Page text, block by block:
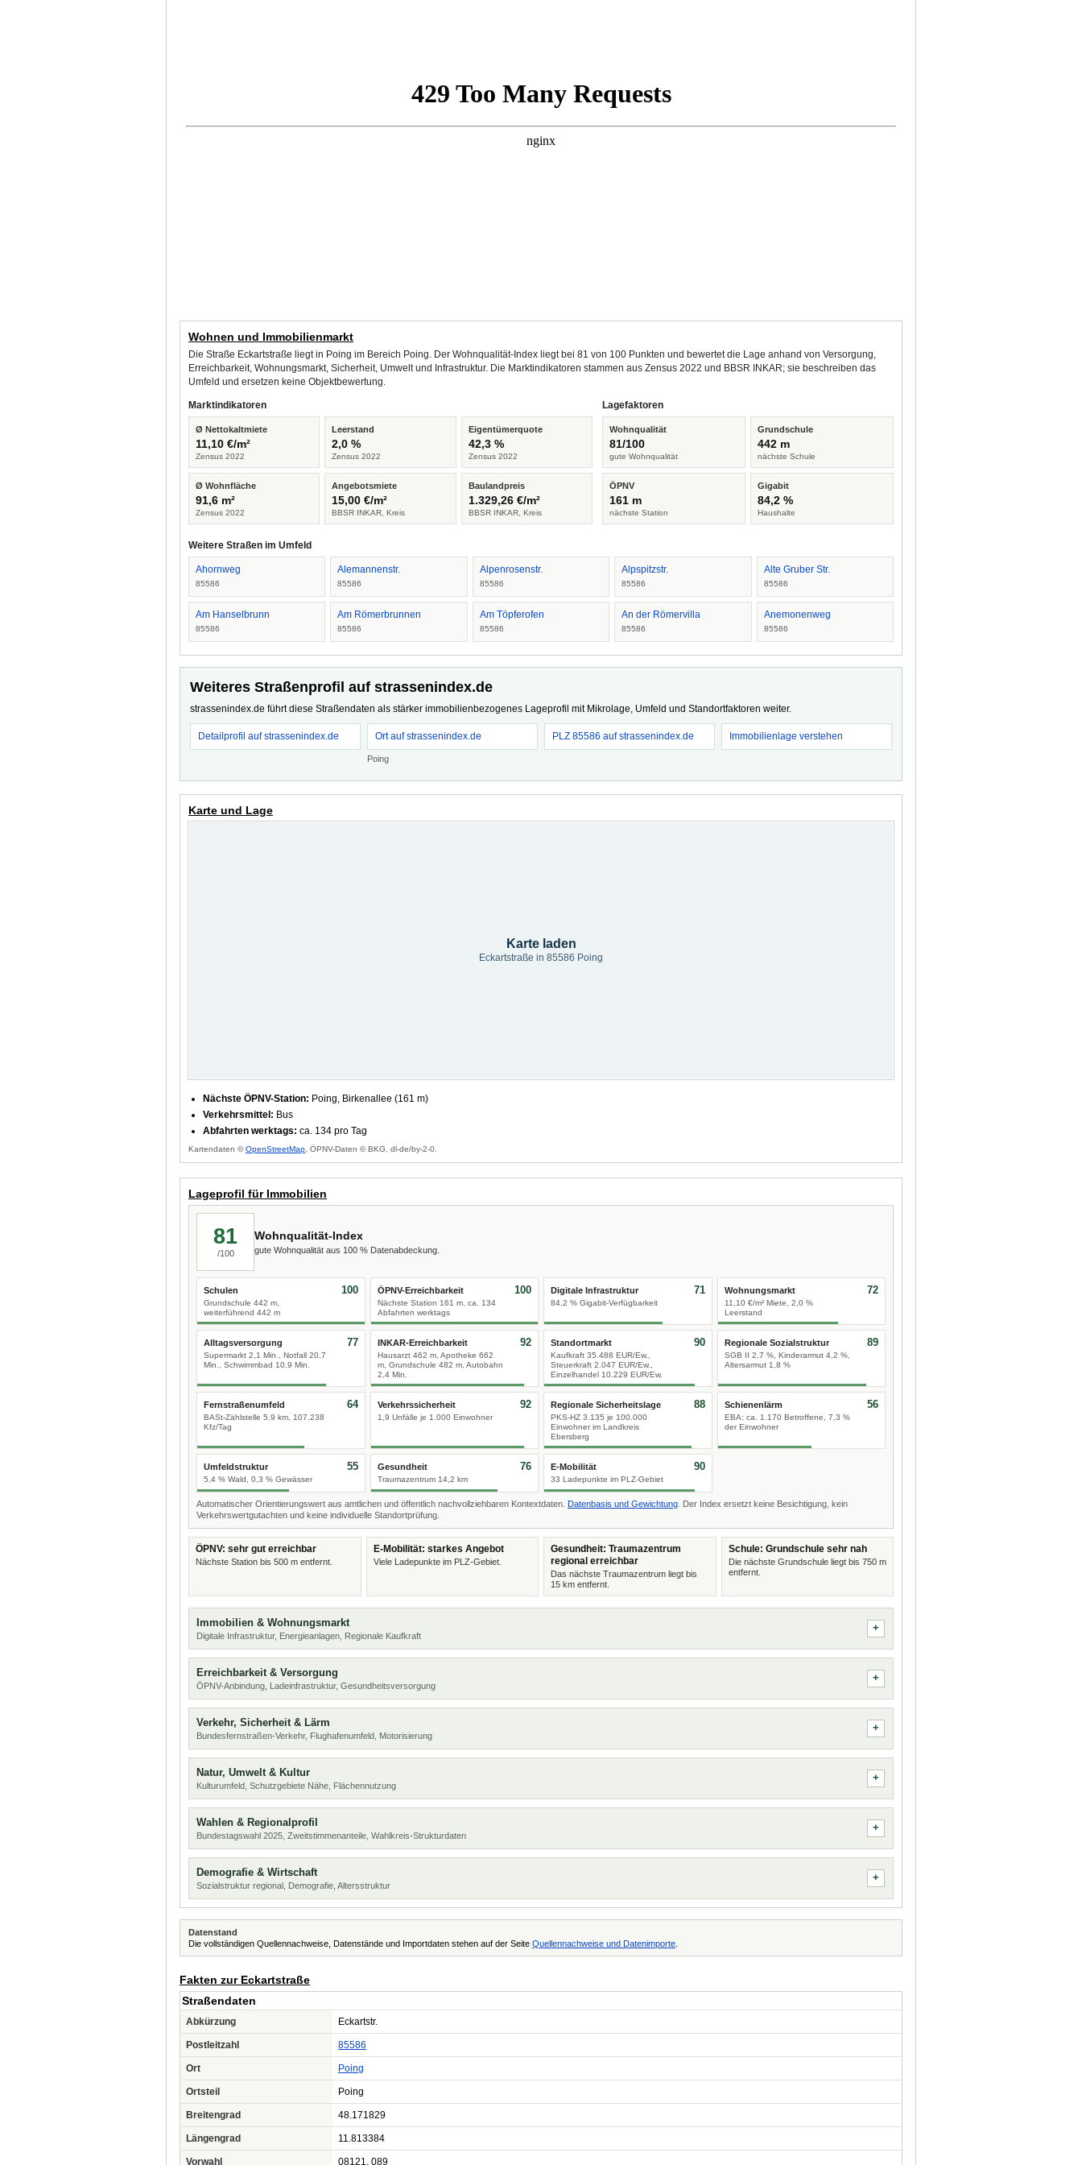
Wohnen und Immobilienmarkt
Die Straße Eckartstraße liegt in Poing im Bereich Poing. Der Wohnqualität-Index liegt bei 81 von 100 Punkten und bewertet die Lage anhand von Versorgung,
Erreichbarkeit, Wohnungsmarkt, Sicherheit, Umwelt und Infrastruktur. Die Marktindikatoren stammen aus Zensus 2022 und BBSR INKAR; sie beschreiben das
Umfeld und ersetzen keine Objektbewertung.
Marktindikatoren
Ø Nettokaltmiete
11,10 €/m²
Zensus 2022
Leerstand
2,0 %
Zensus 2022
Eigentümerquote
42,3 %
Zensus 2022
Ø Wohnfläche
91,6 m²
Zensus 2022
Angebotsmiete
15,00 €/m²
BBSR INKAR, Kreis
Baulandpreis
1.329,26 €/m²
BBSR INKAR, Kreis
Lagefaktoren
Wohnqualität
81/100
gute Wohnqualität
Grundschule
442 m
nächste Schule
ÖPNV
161 m
nächste Station
Gigabit
84,2 %
Haushalte
Weitere Straßen im Umfeld
Ahornweg
85586
Alemannenstr.
85586
Alpenrosenstr.
85586
Alpspitzstr.
85586
Alte Gruber Str.
85586
Am Hanselbrunn
85586
Am Römerbrunnen
85586
Am Töpferofen
85586
An der Römervilla
85586
Anemonenweg
85586
Weiteres Straßenprofil auf strassenindex.de
strassenindex.de führt diese Straßendaten als stärker immobilienbezogenes Lageprofil mit Mikrolage, Umfeld und Standortfaktoren weiter.
Detailprofil auf strassenindex.de Ort auf strassenindex.de
Poing
PLZ 85586 auf strassenindex.de Immobilienlage verstehen
Karte und Lage
Karte laden
Eckartstraße in 85586 Poing
Nächste ÖPNV-Station: Poing, Birkenallee (161 m)
Verkehrsmittel: Bus
Abfahrten werktags: ca. 134 pro Tag
Kartendaten ©OpenStreetMap , ÖPNV-Daten © BKG, dl-de/by-2-0.
Lageprofil für Immobilien
81
/100
Wohnqualität-Index
gute Wohnqualität aus 100 % Datenabdeckung.
Schulen
Grundschule 442 m,
weiterführend 442 m
100 ÖPNV-Erreichbarkeit
Nächste Station 161 m, ca. 134
Abfahrten werktags
100 Digitale Infrastruktur
84,2 % Gigabit-Verfügbarkeit
71 Wohnungsmarkt
11,10 €/m² Miete, 2,0 %
Leerstand
72
Alltagsversorgung
Supermarkt 2,1 Min., Notfall 20,7
Min., Schwimmbad 10,9 Min.
77 INKAR-Erreichbarkeit
Hausarzt 462 m, Apotheke 662
m, Grundschule 482 m, Autobahn
2,4 Min.
92 Standortmarkt
Kaufkraft 35.488 EUR/Ew.,
Steuerkraft 2.047 EUR/Ew.,
Einzelhandel 10.229 EUR/Ew.
90 Regionale Sozialstruktur
SGB II 2,7 %, Kinderarmut 4,2 %,
Altersarmut 1,8 %
89
Fernstraßenumfeld
BASt-Zählstelle 5,9 km, 107.238
Kfz/Tag
64 Verkehrssicherheit
1,9 Unfälle je 1.000 Einwohner
92 Regionale Sicherheitslage
PKS-HZ 3.135 je 100.000
Einwohner im Landkreis
Ebersberg
88 Schienenlärm
EBA: ca. 1.170 Betroffene, 7,3 %
der Einwohner
56
Umfeldstruktur
5,4 % Wald, 0,3 % Gewässer
55 Gesundheit
Traumazentrum 14,2 km
76 E-Mobilität
33 Ladepunkte im PLZ-Gebiet
90
Automatischer Orientierungswert aus amtlichen und öffentlich nachvollziehbaren Kontextdaten. Datenbasis und Gewichtung . Der Index ersetzt keine Besichtigung, kein
Verkehrswertgutachten und keine individuelle Standortprüfung.
ÖPNV: sehr gut erreichbar
Nächste Station bis 500 m entfernt.
E-Mobilität: starkes Angebot
Viele Ladepunkte im PLZ-Gebiet.
Gesundheit: Traumazentrum
regional erreichbar
Das nächste Traumazentrum liegt bis
15 km entfernt.
Schule: Grundschule sehr nah
Die nächste Grundschule liegt bis 750 m
entfernt.
Immobilien & Wohnungsmarkt
Digitale Infrastruktur, Energieanlagen, Regionale Kaufkraft
Erreichbarkeit & Versorgung
ÖPNV-Anbindung, Ladeinfrastruktur, Gesundheitsversorgung
Verkehr, Sicherheit & Lärm
Bundesfernstraßen-Verkehr, Flughafenumfeld, Motorisierung
Natur, Umwelt & Kultur
Kulturumfeld, Schutzgebiete Nähe, Flächennutzung
Wahlen & Regionalprofil
Bundestagswahl 2025, Zweitstimmenanteile, Wahlkreis-Strukturdaten
Demografie & Wirtschaft
Sozialstruktur regional, Demografie, Altersstruktur
Datenstand
Die vollständigen Quellennachweise, Datenstände und Importdaten stehen auf der Seite Quellennachweise und Datenimporte
Fakten zur Eckartstraße
Straßendaten
Abkürzung Eckartstr.
Postleitzahl 85586
Ort Poing
Ortsteil Poing
Breitengrad 48.171829
Längengrad 11.813384
Vorwahl 08121, 089